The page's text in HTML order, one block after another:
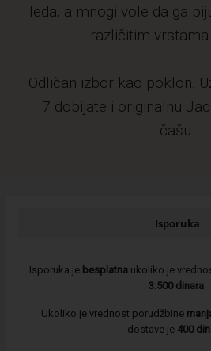
leda, a mnogi vole da ga
različitim vrstama
Odličan izbor kao poklon.
7 dobijate i originalnu
čašu.
Isporuka
Isporuka je besplatna ukoliko je
3.500 dinara.
Ukoliko je vrednost porudžbine
dostave je 400